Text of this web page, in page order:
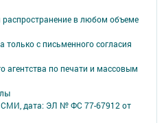
распространение в любом объеме
с письменного согласия
агентства по печати и массовым
СМИ, дата: ЭЛ № ФС 77-67912 от